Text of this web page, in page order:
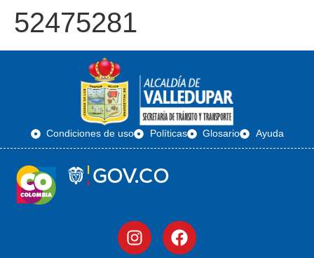
52475281
Condiciones de uso Políticas Glosario Ayuda